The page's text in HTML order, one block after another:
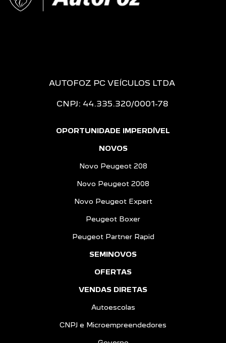
AUTOFOZ PC VEÍCULOS LTDA
CNPJ: 44.335.320/0001-78
OPORTUNIDADE IMPERDÍVEL
NOVOS
Novo Peugeot 208
Novo Peugeot 2008
Novo Peugeot Expert
Peugeot Boxer
Peugeot Partner Rapid
SEMINOVOS
OFERTAS
VENDAS DIRETAS
Autoescolas
CNPJ e Microempreendedores